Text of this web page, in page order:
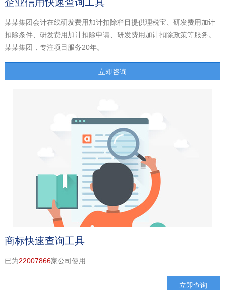
某某集团会计在线研发费用加计扣除栏目提供理税宝、研发费用加计
扣除条件、研发费用加计扣除申请、研发费用加计扣除政策等服务。
某某集团，专注项目服务20年。
立即咨询
商标快速查询工具
已为22007866家公司使用